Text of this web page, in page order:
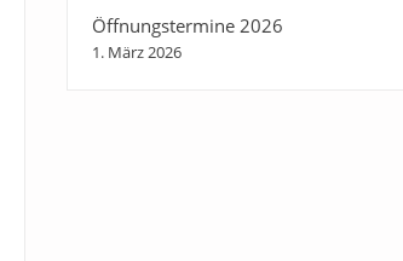
Öffnungstermine 2026
1. März 2026